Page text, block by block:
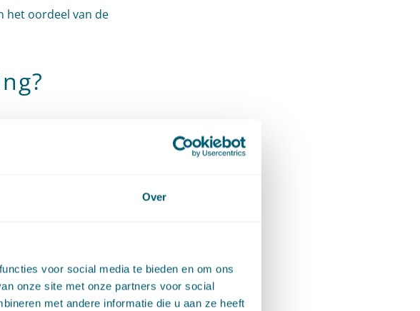
Over
voor social media te bieden en om ons
onze site met onze partners voor social
met andere informatie die u aan ze heeft
het oordeel van de
de systematiek van
Kapitalisatie gebeurt
inkomensschade te